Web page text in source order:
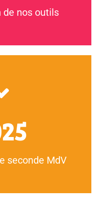
nos outils
seconde MdV
Volontaires en Hauts-de-
renforcer l'engagement